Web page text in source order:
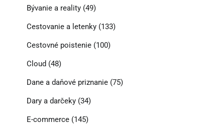
Bývanie a reality(49)
Cestovanie a letenky(133)
Cestovné poistenie(100)
Cloud (48)
Dane a daňové priznanie(75)
Dary a darčeky(34)
E-commerce(145)